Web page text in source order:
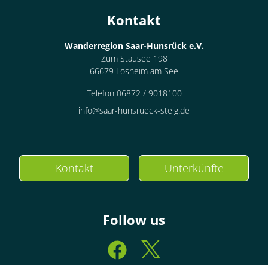
Kontakt
Wanderregion Saar-Hunsrück e.V.
Zum Stausee 198
66679 Losheim am See
Telefon 06872 / 9018100
info@saar-hunsrueck-steig.de
Kontakt Unterkünfte
Follow us